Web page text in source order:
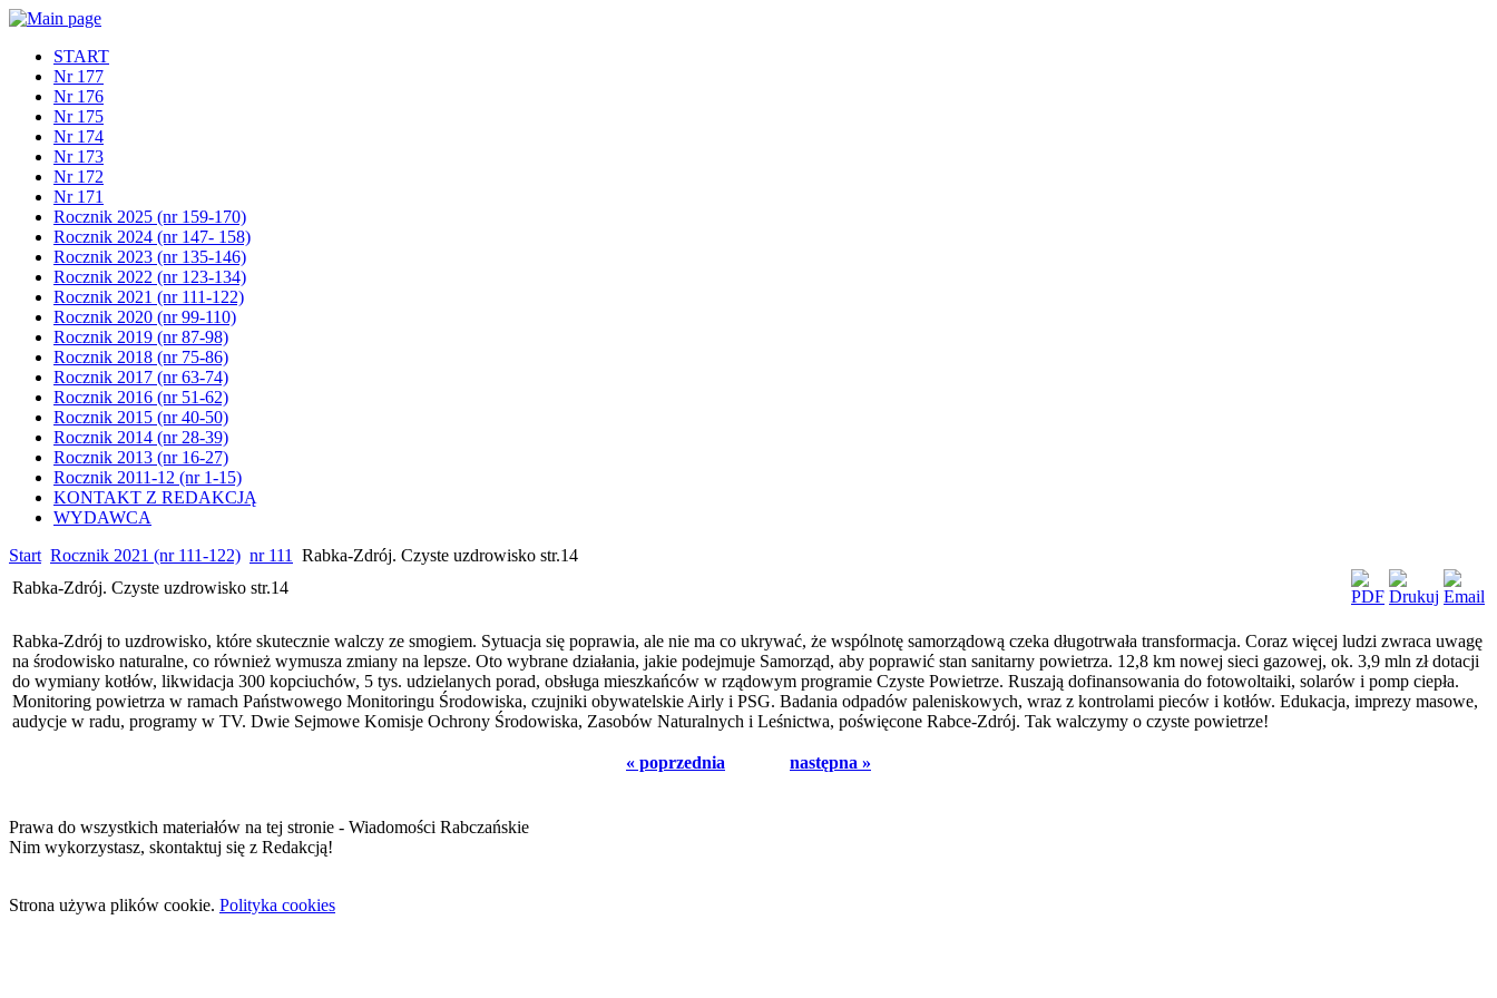
START
Nr 177
Nr 176
Nr 175
Nr 174
Nr 173
Nr 172
Nr 171
Rocznik 2025 (nr 159-170)
Rocznik 2024 (nr 147- 158)
Rocznik 2023 (nr 135-146)
Rocznik 2022 (nr 123-134)
Rocznik 2021 (nr 111-122)
Rocznik 2020 (nr 99-110)
Rocznik 2019 (nr 87-98)
Rocznik 2018 (nr 75-86)
Rocznik 2017 (nr 63-74)
Rocznik 2016 (nr 51-62)
Rocznik 2015 (nr 40-50)
Rocznik 2014 (nr 28-39)
Rocznik 2013 (nr 16-27)
Rocznik 2011-12 (nr 1-15)
KONTAKT Z REDAKCJĄ
WYDAWCA
Start Rocznik 2021 (nr 111-122) nr 111
Rabka-Zdrój. Czyste uzdrowisko str.14
Rabka-Zdrój. Czyste uzdrowisko str.14
Rabka-Zdrój to uzdrowisko, które skutecznie walczy ze smogiem. Sytuacja się poprawia, ale nie ma co ukrywać, że wspólnotę samorządową czeka długotrwała transformacja. Coraz więcej ludzi zwraca uwagę
na środowisko naturalne, co również wymusza zmiany na lepsze. Oto wybrane działania, jakie podejmuje Samorząd, aby poprawić stan sanitarny powietrza. 12,8 km nowej sieci gazowej, ok. 3,9 mln zł dotacji
do wymiany kotłów, likwidacja 300 kopciuchów, 5 tys. udzielanych porad, obsługa mieszkańców w rządowym programie Czyste Powietrze. Ruszają dofinansowania do fotowoltaiki, solarów i pomp ciepła.
Monitoring powietrza w ramach Państwowego Monitoringu Środowiska, czujniki obywatelskie Airly i PSG. Badania odpadów paleniskowych, wraz z kontrolami pieców i kotłów. Edukacja, imprezy masowe,
audycje w radu, programy w TV. Dwie Sejmowe Komisje Ochrony Środowiska, Zasobów Naturalnych i Leśnictwa, poświęcone Rabce-Zdrój. Tak walczymy o czyste powietrze!
« poprzednia następna »
Prawa do wszystkich materiałów na tej stronie - Wiadomości Rabczańskie
Nim wykorzystasz, skontaktuj się z Redakcją!
Strona używa plików cookie. Polityka cookies